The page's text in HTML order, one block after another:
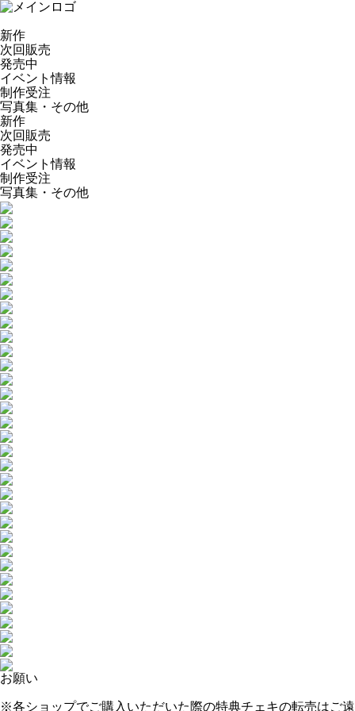
新作
次回販売
発売中
イベント情報
制作受注
写真集・その他
新作
次回販売
発売中
イベント情報
制作受注
写真集・その他
お願い
※各ショップでご購入いただいた際の特典チェキの転売はご遠